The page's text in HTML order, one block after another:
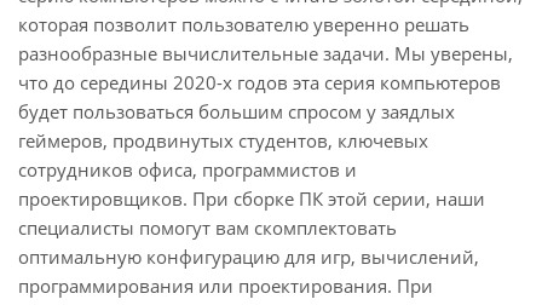
которая позволит пользователю уверенно решать
разнообразные вычислительные задачи. Мы уверены,
что до середины 2020-х годов эта серия компьютеров
будет пользоваться большим спросом у заядлых
геймеров, продвинутых студентов, ключевых
сотрудников офиса, программистов и
проектировщиков. При сборке ПК этой серии, наши
специалисты помогут вам скомплектовать
оптимальную конфигурацию для игр, вычислений,
программирования или проектирования. При